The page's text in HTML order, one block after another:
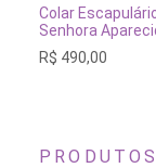
Colar
Senhora
R$ 490,00